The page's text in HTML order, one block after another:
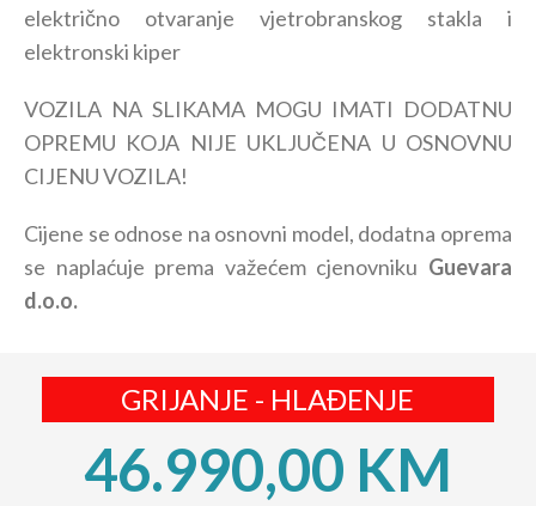
električno otvaranje vjetrobranskog stakla i
elektronski kiper
VOZILA NA SLIKAMA MOGU IMATI DODATNU
OPREMU KOJA NIJE UKLJUČENA U OSNOVNU
CIJENU VOZILA!
Cijene se odnose na osnovni model, dodatna oprema
se naplaćuje prema važećem cjenovniku Guevara
d.o.o.
GRIJANJE - HLAĐENJE
46.990,00 KM